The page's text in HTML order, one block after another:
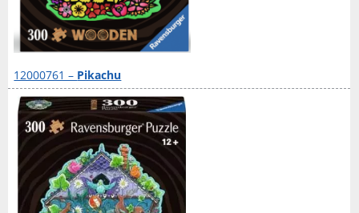
12000761 – Pikachu